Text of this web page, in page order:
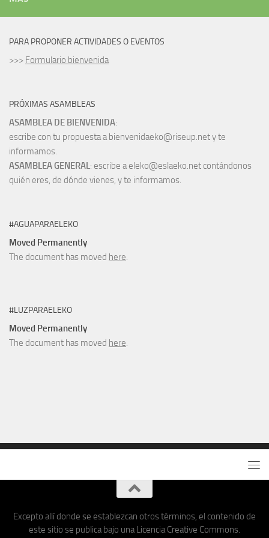
PARA PROPONER ACTIVIDADES O EVENTOS
>>> Formulario bienvenida
PRÓXIMAS ASAMBLEAS
ASAMBLEA DE BIENVENIDA:
escribe con tu propuesta a bienvenidaeko@riseup.net y te
informamos.
ASAMBLEA GENERAL : escribe a eleko@eslaeko.net contándonos
quién eres, de dónde vienes, y te informamos.
#AGUAPARAELEKO
Moved Permanently
The document has moved here
#LUZPARAELEKO
Moved Permanently
The document has moved here
Excepto allí donde se establezcan otros términos, el contenido de
este sitio se publica bajo una Licencia Creative Commons.